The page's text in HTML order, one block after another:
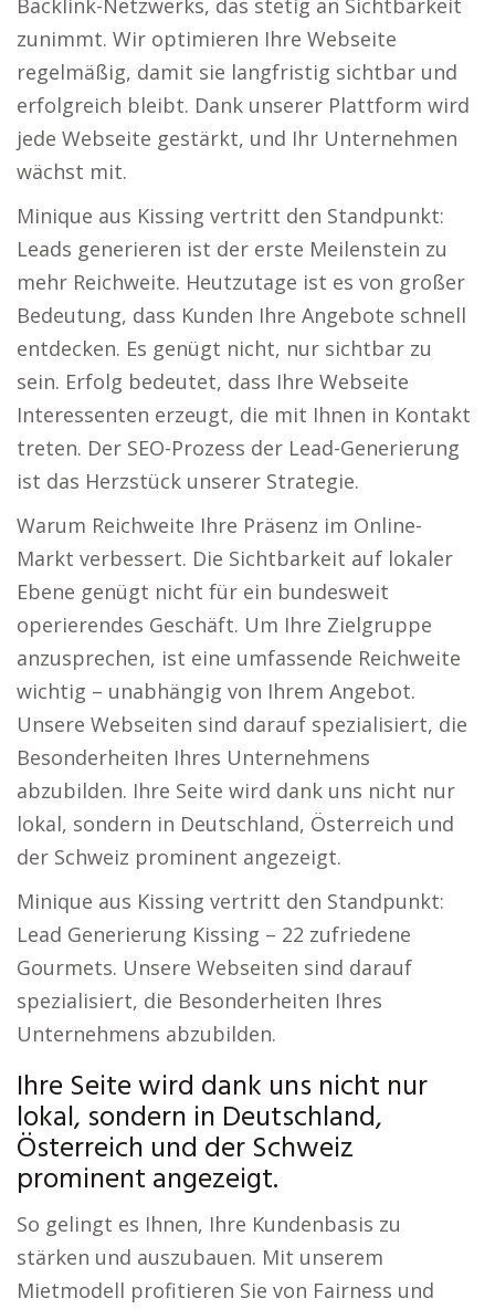
Backlink-Netzwerks, das stetig an Sichtbarkeit
zunimmt. Wir optimieren Ihre Webseite
regelmäßig, damit sie langfristig sichtbar und
erfolgreich bleibt. Dank unserer Plattform wird
jede Webseite gestärkt, und Ihr Unternehmen
wächst mit.
Minique aus Kissing vertritt den Standpunkt:
Leads generieren ist der erste Meilenstein zu
mehr Reichweite. Heutzutage ist es von großer
Bedeutung, dass Kunden Ihre Angebote schnell
entdecken. Es genügt nicht, nur sichtbar zu
sein. Erfolg bedeutet, dass Ihre Webseite
Interessenten erzeugt, die mit Ihnen in Kontakt
treten. Der SEO-Prozess der Lead-Generierung
ist das Herzstück unserer Strategie.
Warum Reichweite Ihre Präsenz im Online-
Markt verbessert. Die Sichtbarkeit auf lokaler
Ebene genügt nicht für ein bundesweit
operierendes Geschäft. Um Ihre Zielgruppe
anzusprechen, ist eine umfassende Reichweite
wichtig – unabhängig von Ihrem Angebot.
Unsere Webseiten sind darauf spezialisiert, die
Besonderheiten Ihres Unternehmens
abzubilden. Ihre Seite wird dank uns nicht nur
lokal, sondern in Deutschland, Österreich und
der Schweiz prominent angezeigt.
Minique aus Kissing vertritt den Standpunkt:
Lead Generierung Kissing – 22 zufriedene
Gourmets. Unsere Webseiten sind darauf
spezialisiert, die Besonderheiten Ihres
Unternehmens abzubilden.
Ihre Seite wird dank uns nicht nur
lokal, sondern in Deutschland,
Österreich und der Schweiz
prominent angezeigt.
So gelingt es Ihnen, Ihre Kundenbasis zu
stärken und auszubauen. Mit unserem
Mietmodell profitieren Sie von Fairness und